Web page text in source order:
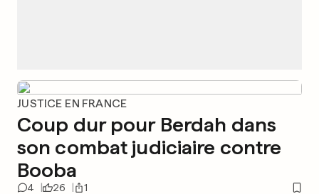
JUSTICE EN FRANCE
Coup dur pour Berdah dans
son combat judiciaire contre
Booba
4 26 1